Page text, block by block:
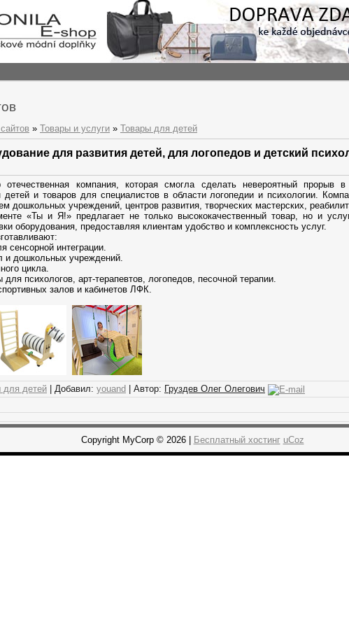
» Товары и услуги » Товары для детей
для развития детей, для логопедов и детский
компания, которая смогла сделать невероятный прорыв в
детей и товаров для специалистов в области логопедии и психологии.
дошкольных учреждений, центров развития, творческих мастерских,
«Ты и Я!» предлагает не только высококачественный товар, но и
оборудования, предоставляя клиентам удобство и комплексность услуг.
сенсорной интеграции.
дошкольных учреждений.
цикла.
для психологов, арт-терапевтов, логопедов, песочной терапии.
залов и кабинетов ЛФК.
для детей | Добавил: youand | Автор: Груздев Олег Олегович
Copyright MyCorp © 2026 | Бесплатный хостинг uCoz